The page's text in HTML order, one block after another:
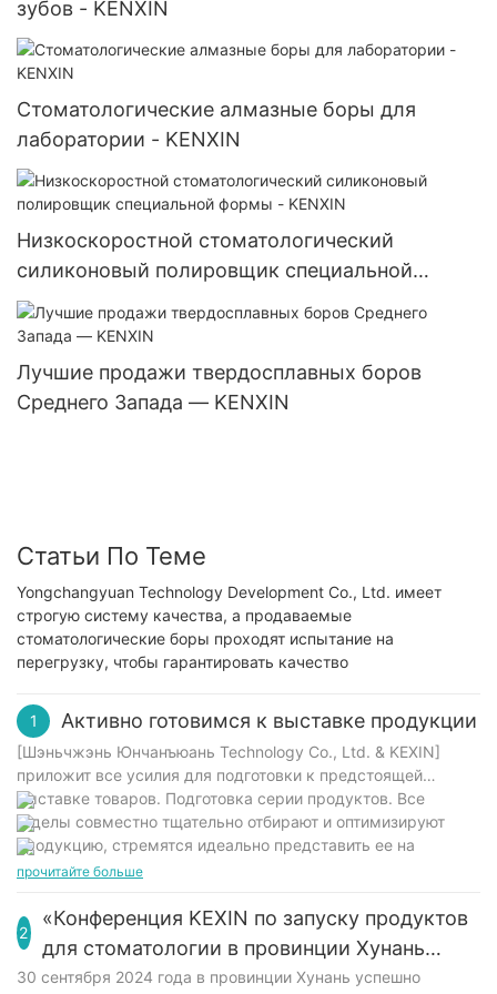
зубов - KENXIN
Стоматологические алмазные боры для
лаборатории - KENXIN
Низкоскоростной стоматологический
силиконовый полировщик специальной
формы - KENXIN
Лучшие продажи твердосплавных боров
Среднего Запада — KENXIN
Статьи По Теме
Yongchangyuan Technology Development Co., Ltd. имеет
строгую систему качества, а продаваемые
стоматологические боры проходят испытание на
перегрузку, чтобы гарантировать качество
1 Активно готовимся к выставке продукции
[Шэньчжэнь Юнчанъюань Technology Co., Ltd. & KEXIN]
приложит все усилия для подготовки к предстоящей
выставке товаров. Подготовка серии продуктов. Все
отделы совместно тщательно отбирают и оптимизируют
продукцию, стремятся идеально представить ее на
выставке и добиться хороших результатов.
прочитайте больше
2
«Конференция KEXIN по запуску продуктов
для стоматологии в провинции Хунань
имела большой успех»
30 сентября 2024 года в провинции Хунань успешно